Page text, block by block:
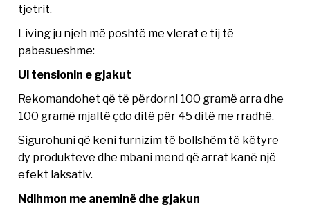
tjetrit.
Living ju njeh më poshtë me vlerat e tij të
pabesueshme:
Ul tensionin e gjakut
Rekomandohet që të përdorni 100 gramë arra dhe
100 gramë mjaltë çdo ditë për 45 ditë me rradhë.
Sigurohuni që keni furnizim të bollshëm të këtyre
dy produkteve dhe mbani mend që arrat kanë një
efekt laksativ.
Ndihmon me aneminë dhe gjakun